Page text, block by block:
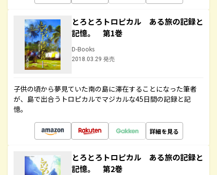
とろとろトロピカル ある旅の記録と
記憶。 第1巻
D-Books
2018.03.29 発売
子供の頃から夢見ていた南の島に滞在することになった筆者
が、島で出合うトロピカルでマジカルな45日間の記録と記
憶。
詳細を見る
とろとろトロピカル ある旅の記録と
記憶。 第2巻